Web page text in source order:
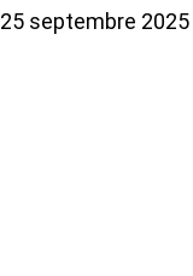
25 septembre 2025